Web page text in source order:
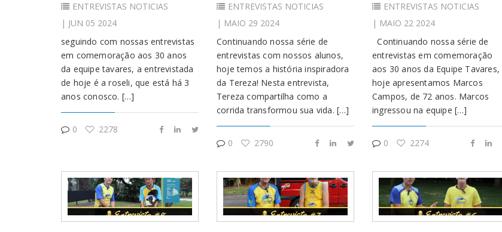
ENTREVISTAS NOTICIAS
| JUN 05 2024
seguindo com nossas entrevistas
em comemoração aos 30 anos
da equipe tavares, a entrevistada
de hoje é a roseli, que está há 3
anos conosco. […]
0 2278
ENTREVISTAS NOTICIAS
| MAIO 29 2024
Continuando nossa série de
entrevistas com nossos alunos,
hoje temos a história inspiradora
da Tereza! Nesta entrevista,
Tereza compartilha como a
corrida transformou sua vida. […]
0 2790
ENTREVISTAS NOTICIAS
| MAIO 22 2024
Continuando nossa série de
entrevistas em comemoração
aos 30 anos da Equipe Tavares,
hoje apresentamos Marcos
Campos, de 72 anos. Marcos
ingressou na equipe […]
0 2274